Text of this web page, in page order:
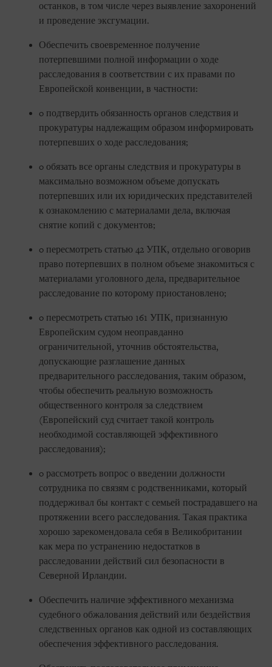
останков, в том числе через выявление захоронений
и проведение эксгумации.
Обеспечить своевременное получение
потерпевшими полной информации о ходе
расследования в соответствии с их правами по
Европейской конвенции, в частности:
o подтвердить обязанность органов следствия и
прокуратуры надлежащим образом информировать
потерпевших о ходе расследования;
o обязать все органы следствия и прокуратуры в
максимально возможном объеме допускать
потерпевших или их юридических представителей
к ознакомлению с материалами дела, включая
снятие копий с документов;
o пересмотреть статью 42 УПК, отдельно оговорив
право потерпевших в полном объеме знакомиться с
материалами уголовного дела, предварительное
расследование по которому приостановлено;
o пересмотреть статью 161 УПК, признанную
Европейским судом неоправданно
ограничительной, уточнив обстоятельства,
допускающие разглашение данных
предварительного расследования, таким образом,
чтобы обеспечить реальную возможность
общественного контроля за следствием
(Европейский суд считает такой контроль
необходимой составляющей эффективного
расследования);
o рассмотреть вопрос о введении должности
сотрудника по связям с родственниками, который
поддерживал бы контакт с семьей пострадавшего на
протяжении всего расследования. Такая практика
хорошо зарекомендовала себя в Великобритании
как мера по устранению недостатков в
расследовании действий сил безопасности в
Северной Ирландии.
Обеспечить наличие эффективного механизма
судебного обжалования действий или бездействия
следственных органов как одной из составляющих
обеспечения эффективного расследования.